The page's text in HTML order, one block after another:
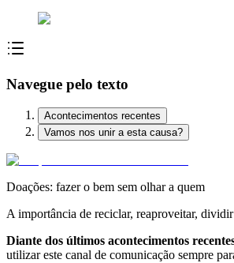
Navegue pelo texto
Acontecimentos recentes
Vamos nos unir a esta causa?
Doações: fazer o bem sem olhar a quem
A importância de reciclar, reaproveitar,
Diante dos últimos acontecimentos
utilizar este canal de comunicação sempre